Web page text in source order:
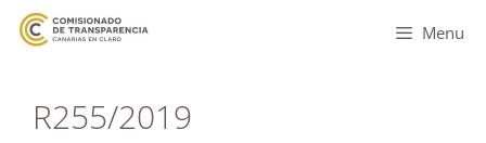
Menu
R255/2019